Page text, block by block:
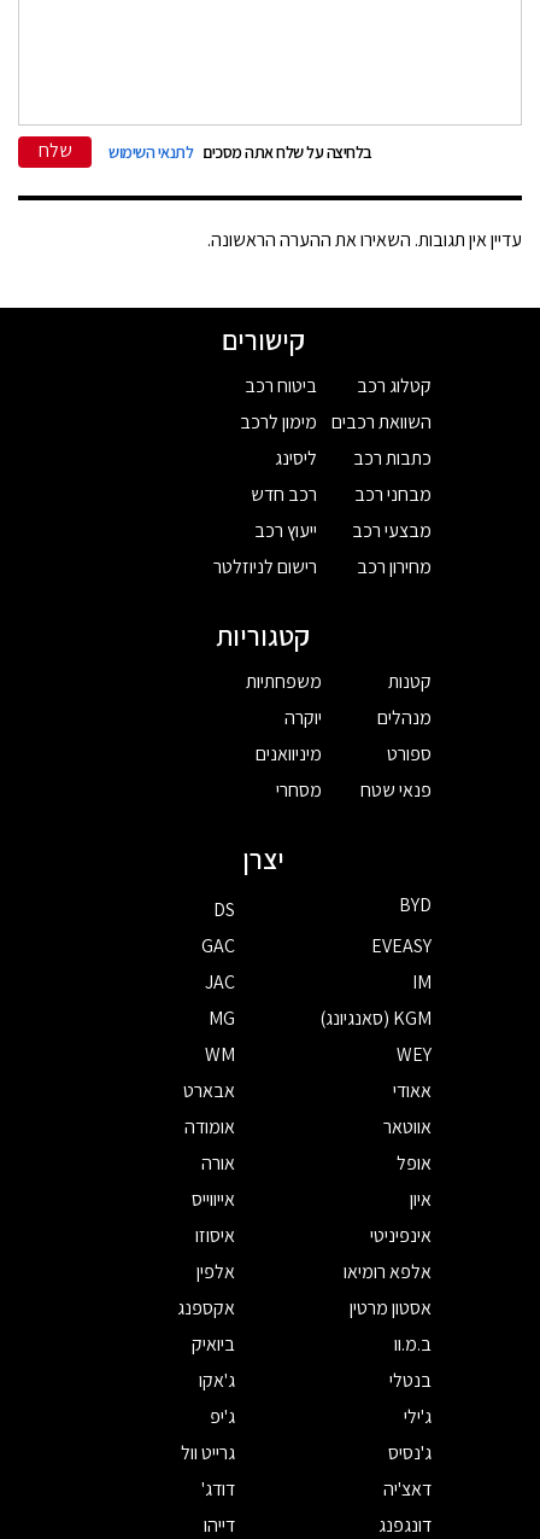
בלחיצה על שלח אתה מסכים לתנאי השימוש שלח
עדיין אין תגובות. השאירו את ההערה הראשונה.
קישורים
קטלוג רכב
השוואת רכבים
כתבות רכב
מבחני רכב
מבצעי רכב
מחירון רכב
ביטוח רכב
מימון לרכב
ליסינג
רכב חדש
ייעוץ רכב
רישום לניוזלטר
קטגוריות
קטנות
מנהלים
ספורט
פנאי שטח
משפחתיות
יוקרה
מיניוואנים
מסחרי
יצרן
BYD
DS
EVEASY
GAC
IM
JAC
KGM (סאנגיונג)
MG
WEY
WM
אאודי
אבארט
אווטאר
אומודה
אופל
אורה
איון
אייווייס
אינפיניטי
איסוזו
אלפא רומיאו
אלפין
אסטון מרטין
אקספנג
ב.מ.וו
ביואיק
בנטלי
ג'אקו
ג'ילי
ג'יפ
ג'נסיס
גרייט וול
דאצ'יה
דודג'
דונגפנג
דייהו